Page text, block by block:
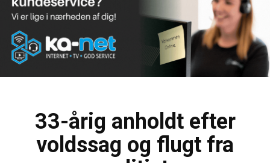
33-årig anholdt efter
voldssag og flugt fra